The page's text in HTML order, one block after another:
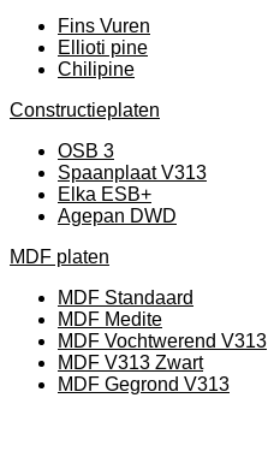
Fins Vuren
Ellioti pine
Chilipine
Constructieplaten
OSB 3
Spaanplaat V313
Elka ESB+
Agepan DWD
MDF platen
MDF Standaard
MDF Medite
MDF Vochtwerend V313
MDF V313 Zwart
MDF Gegrond V313